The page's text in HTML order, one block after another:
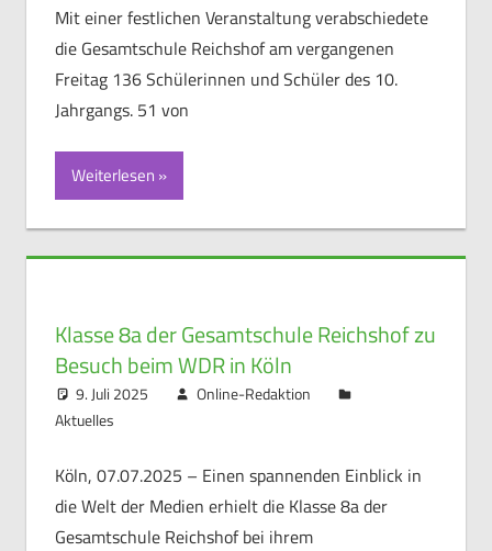
Mit einer festlichen Veranstaltung verabschiedete
die Gesamtschule Reichshof am vergangenen
Freitag 136 Schülerinnen und Schüler des 10.
Jahrgangs. 51 von
Weiterlesen
Klasse 8a der Gesamtschule Reichshof zu
Besuch beim WDR in Köln
9. Juli 2025
Online-Redaktion
Aktuelles
Köln, 07.07.2025 – Einen spannenden Einblick in
die Welt der Medien erhielt die Klasse 8a der
Gesamtschule Reichshof bei ihrem